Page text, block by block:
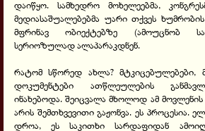
დაიწყო. სამხედრო მოხელეებმა,
მედიასაშუალებებმა უარი თქვეს
მფრინავ ობიექტებზე (ამოუცნობ
სერიოზულად ალაპარაკდნენ.
რატომ სწორედ ახლა? მტკიცებულებები,
დოკუმენტები ათწლეულების
ინახებოდა. შეიცვალა მხოლოდ ამ მოვლენის
არის შემთხვევითი გაჟონვა. ეს პროცესია.
დროა, ეს საკითხი სარდაფიდან